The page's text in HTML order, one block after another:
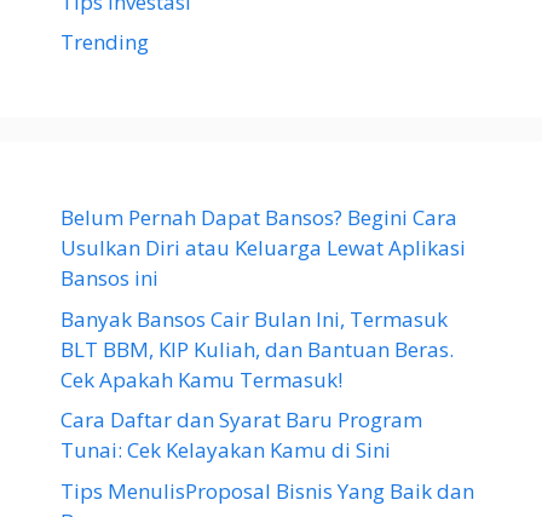
Trending
Belum Pernah Dapat Bansos? Begini Cara
Usulkan Diri atau Keluarga Lewat Aplikasi
Bansos ini
Banyak Bansos Cair Bulan Ini, Termasuk
BLT BBM, KIP Kuliah, dan Bantuan Beras.
Cek Apakah Kamu Termasuk!
Cara Daftar dan Syarat Baru Program
Tunai: Cek Kelayakan Kamu di Sini
Tips MenulisProposal Bisnis Yang Baik dan